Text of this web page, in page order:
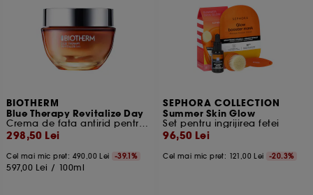
BIOTHERM
Blue Therapy Revitalize Day
Crema de fata antirid pentru luminozitate
298,50 Lei
Cel mai mic pret: 490,00 Lei -39.1%
597,00 Lei / 100ml
SEPHORA COLLECTION
Summer Skin Glow
Set pentru ingrijirea fetei
96,50 Lei
Cel mai mic pret: 121,00 Lei -20.3%